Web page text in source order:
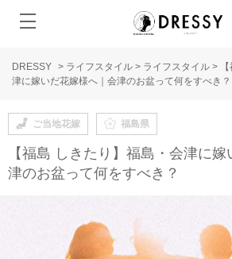
DRESSY > ライフスタイル > ライフスタイル >
津に嫁いだ花嫁様へ｜会津のお盆って何をすべき？
ご当地花嫁 福島県
【福島 しきたり】福島・会津に
津のお盆って何をすべき？